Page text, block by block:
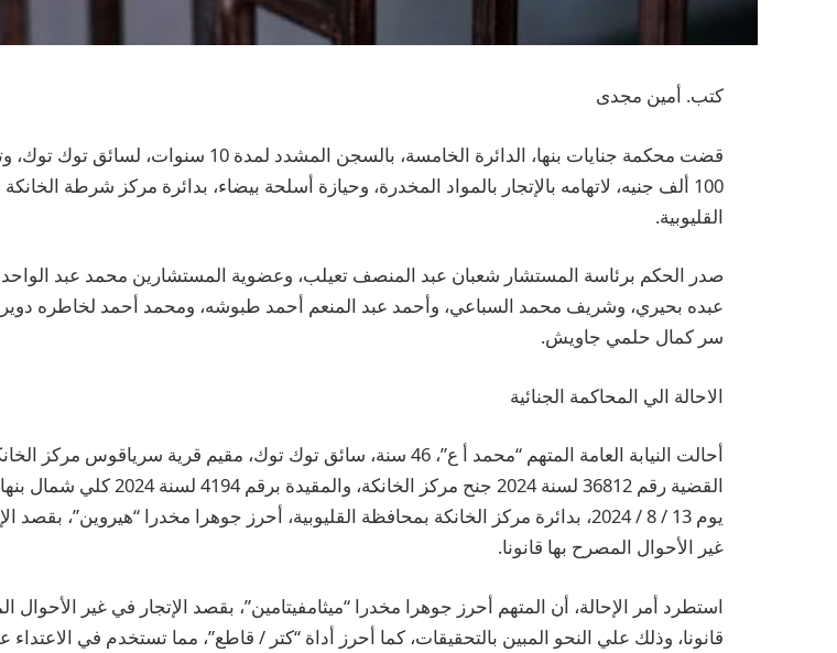
كتب. أمين مجدى
قضت محكمة جنايات بنها، الدائرة الخامسة، بالسجن المشدد لمدة 10 سنوات،
100 ألف جنيه، لاتهامه بالإتجار بالمواد المخدرة، وحيازة أسلحة بيضاء، بدائرة مركز شرطة
القليوبية.
صدر الحكم برئاسة المستشار شعبان عبد المنصف تعيلب، وعضوية المستشارين محمد عبد الواحد
عبده بحيري، وشريف محمد السباعي، وأحمد عبد المنعم أحمد طبوشه، ومحمد أحمد لخاطره دوير،
سر كمال حلمي جاويش.
الاحالة الي المحاكمة الجنائية
أحالت النيابة العامة المتهم “محمد أ ع”، 46 سنة، سائق توك توك، مقيم قرية سرياقوس مركز
القضية رقم 36812 لسنة 2024 جنح مركز الخانكة، والمقيدة
يوم 13 / 8 / 2024، بدائرة مركز الخانكة بمحافظة القليوبية، أحرز جوهرا مخدرا “هيروين”، بقصد
غير الأحوال المصرح بها قانونا.
استطرد أمر الإحالة، أن المتهم أحرز جوهرا مخدرا “ميثامفيتامين”، بقصد الإتجار في غير الأحوال
قانونا، وذلك علي النحو المبين بالتحقيقات، كما أحرز أداة “كتر / قاطع”، مما تستخدم في الاعتداء